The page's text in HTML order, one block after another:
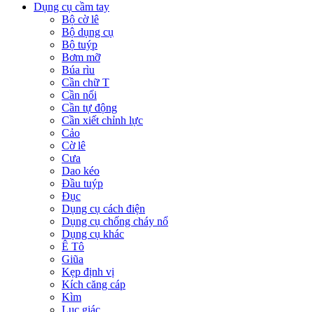
Dụng cụ cầm tay
Bộ cờ lê
Bộ dụng cụ
Bộ tuýp
Bơm mỡ
Búa rìu
Cần chữ T
Cần nối
Cần tự động
Cần xiết chỉnh lực
Cảo
Cờ lê
Cưa
Dao kéo
Đầu tuýp
Đục
Dụng cụ cách điện
Dụng cụ chống cháy nổ
Dụng cụ khác
Ê Tô
Giũa
Kẹp định vị
Kích căng cáp
Kìm
Lục giác